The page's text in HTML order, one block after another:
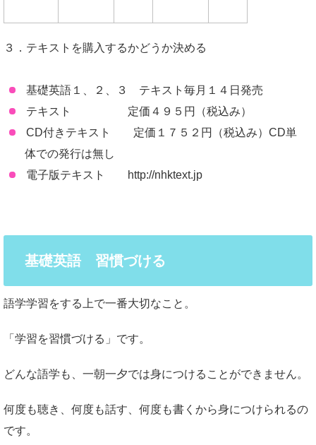
３．テキストを購入するかどうか決める
基礎英語１、２、３ テキスト毎月１４日発売
テキスト 定価４９５円（税込み）
CD付きテキスト 定価１７５２円（税込み）CD単
体での発行は無し
電子版テキスト http://nhktext.jp
基礎英語 習慣づける
語学学習をする上で一番大切なこと。
「学習を習慣づける」です。
どんな語学も、一朝一夕では身につけることができません。
何度も聴き、何度も話す、何度も書くから身につけられるの
です。